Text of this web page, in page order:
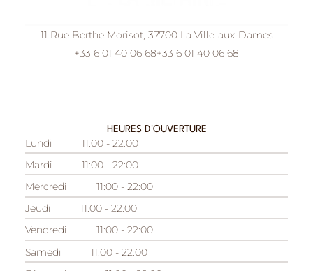
11 Rue Berthe Morisot, 37700 La Ville-aux-Dames
+33 6 01 40 06 68+33 6 01 40 06 68
HEURES D'OUVERTURE
Lundi
11:00 - 22:00
Mardi
11:00 - 22:00
Mercredi
11:00 - 22:00
Jeudi
11:00 - 22:00
Vendredi
11:00 - 22:00
Samedi
11:00 - 22:00